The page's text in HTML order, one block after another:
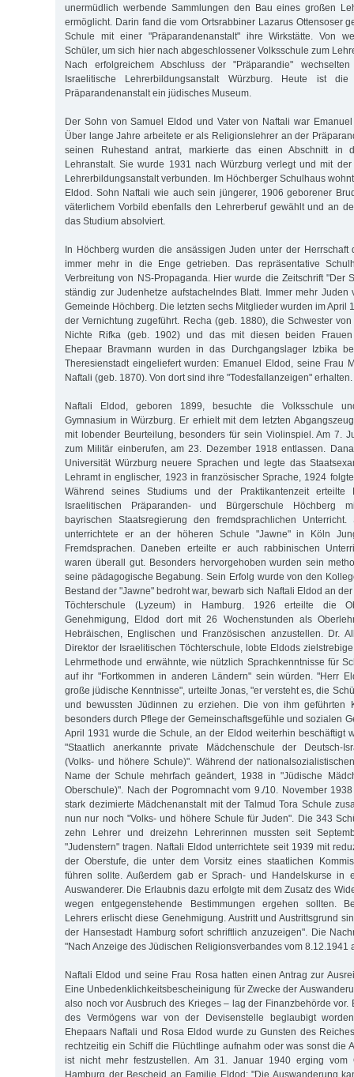
unermüdlich werbende Sammlungen den Bau eines großen
ermöglicht. Darin fand die vom Ortsrabbiner Lazarus Ottensoser
Schule mit einer "Präparandenanstalt" ihre Wirkstätte. Von
Schüler, um sich hier nach abgeschlossener Volksschule zum
Nach erfolgreichem Abschluss der "Präparandie"
Israelitische Lehrerbildungsanstalt Würzburg. Heute ist
Präparandenanstalt ein jüdisches Museum.
Der Sohn von Samuel Eldod und Vater von Naftali war
Über lange Jahre arbeitete er als Religionslehrer an der
seinen Ruhestand antrat, markierte das einen Abschnitt in
Lehranstalt. Sie wurde 1931 nach Würzburg verlegt und mit
Lehrerbildungsanstalt verbunden. Im Höchberger Schulhaus
Eldod. Sohn Naftali wie auch sein jüngerer, 1906 geborener
väterlichem Vorbild ebenfalls den Lehrerberuf gewählt und an
das Studium absolviert.
In Höchberg wurden die ansässigen Juden unter der Herrschaft
immer mehr in die Enge getrieben. Das repräsentative
Verbreitung von NS-Propaganda. Hier wurde die Zeitschrift "Der
ständig zur Judenhetze aufstachelndes Blatt. Immer mehr Juden
Gemeinde Höchberg. Die letzten sechs Mitglieder wurden im April
der Vernichtung zugeführt. Recha (geb. 1880), die Schwester
Nichte Rifka (geb. 1902) und das mit diesen beiden Frauen
Ehepaar Bravmann wurden in das Durchgangslager Izbika
Theresienstadt eingeliefert wurden: Emanuel Eldod, seine Frau
Naftali (geb. 1870). Von dort sind ihre "Todesfallanzeigen" erhalten.
Naftali Eldod, geboren 1899, besuchte die Volksschule
Gymnasium in Würzburg. Er erhielt mit dem letzten
mit lobender Beurteilung, besonders für sein Violinspiel. Am 7.
zum Militär einberufen, am 23. Dezember 1918 entlassen.
Universität Würzburg neuere Sprachen und legte das
Lehramt in englischer, 1923 in französischer Sprache, 1924
Während seines Studiums und der Praktikantenzeit
Israelitischen Präparanden- und Bürgerschule Höchberg
bayrischen Staatsregierung den fremdsprachlichen
unterrichtete er an der höheren Schule "Jawne" in Köln
Fremdsprachen. Daneben erteilte er auch rabbinischen
waren überall gut. Besonders hervorgehoben wurden sein
seine pädagogische Begabung. Sein Erfolg wurde von den
Bestand der "Jawne" bedroht war, bewarb sich Naftali Eldod an
Töchterschule (Lyzeum) in Hamburg. 1926 erteilte die
Genehmigung, Eldod dort mit 26 Wochenstunden als
Hebräischen, Englischen und Französischen anzustellen. Dr.
Direktor der Israelitischen Töchterschule, lobte Eldods
Lehrmethode und erwähnte, wie nützlich Sprachkenntnisse für
auf ihr "Fortkommen in anderen Ländern" sein würden. "Herr
große jüdische Kenntnisse", urteilte Jonas, "er versteht es, die
und bewussten Jüdinnen zu erziehen. Die von ihm geführten
besonders durch Pflege der Gemeinschaftsgefühle und sozialen
April 1931 wurde die Schule, an der Eldod weiterhin beschäftigt
"Staatlich anerkannte private Mädchenschule der Deutsch-
(Volks- und höhere Schule)". Während der
Name der Schule mehrfach geändert, 1938 in "Jüdische
Oberschule)". Nach der Pogromnacht vom 9./10. November
stark dezimierte Mädchenanstalt mit der Talmud Tora Schule
nun nur noch "Volks- und höhere Schule für Juden". Die 343
zehn Lehrer und dreizehn Lehrerinnen mussten seit
"Judenstern" tragen. Naftali Eldod unterrichtete seit 1939 mit
der Oberstufe, die unter dem Vorsitz eines staatlichen
führen sollte. Außerdem gab er Sprach- und Handelskurse in
Auswanderer. Die Erlaubnis dazu erfolgte mit dem Zusatz des
wegen entgegenstehende Bestimmungen ergehen sollten.
Lehrers erlischt diese Genehmigung. Austritt und Austrittsgrund
der Hansestadt Hamburg sofort schriftlich anzuzeigen". Die
"Nach Anzeige des Jüdischen Religionsverbandes vom 8.12.1941
Naftali Eldod und seine Frau Rosa hatten einen Antrag zur
Eine Unbedenklichkeitsbescheinigung für Zwecke der
also noch vor Ausbruch des Krieges – lag der Finanzbehörde vor.
des Vermögens war von der Devisenstelle beglaubigt
Ehepaars Naftali und Rosa Eldod wurde zu Gunsten des
rechtzeitig ein Schiff die Flüchtlinge aufnahm oder was sonst die
ist nicht mehr festzustellen. Am 31. Januar 1940 erging vom
Hamburg der Bescheid an Familie Eldod: "Die Auswanderung